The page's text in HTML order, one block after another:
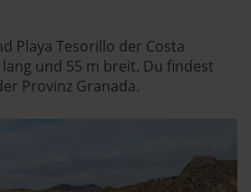
Playa Tesorillo der Costa
und 55 m breit. Du findest
Provinz Granada.